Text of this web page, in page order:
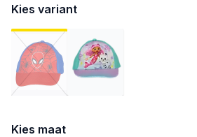
Kies variant
Kies maat